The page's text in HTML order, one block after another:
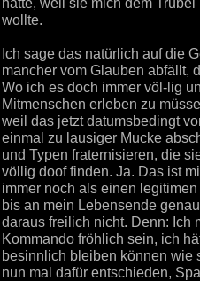
wollte.
Ich sage das natürlich auf die
mancher vom Glauben abfällt,
Wo ich es doch immer völ-lig
Mitmenschen erleben zu
weil das jetzt datumsbedingt
einmal zu lausiger Mucke
und Typen fraternisieren, die
völlig doof finden. Ja. Das ist
immer noch als einen
bis an mein Lebensende
daraus freilich nicht. Denn: Ich
Kommando fröhlich sein, ich
besinnlich bleiben können wie
nun mal dafür entschieden,